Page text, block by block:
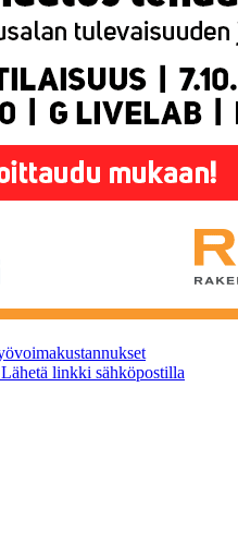
Lähetä linkki sähköpostilla